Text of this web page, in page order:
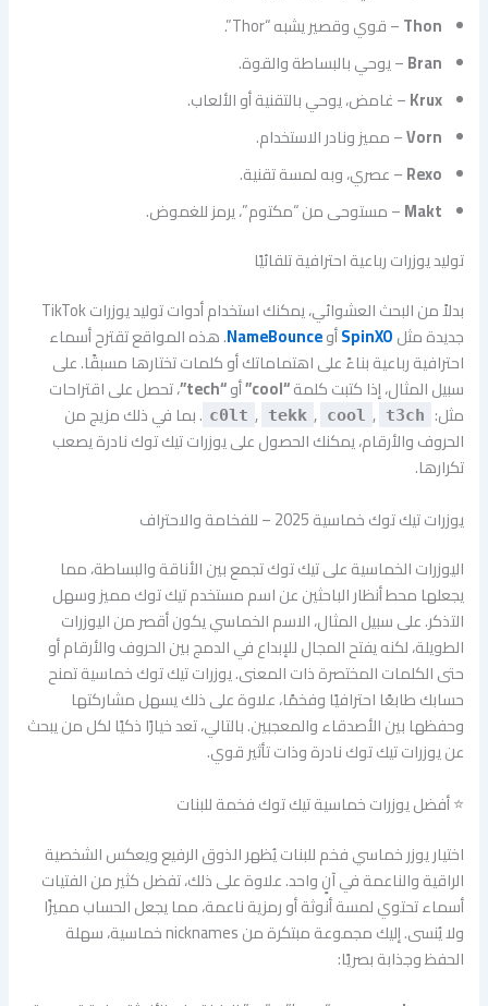
Thon– قوي وقصير يشبه “Thor”.
Bran– يوحي بالبساطة والقوة.
Krux– غامض، يوحي بالتقنية أو الألعاب.
Vorn– مميز ونادر الاستخدام.
Rexo– عصري، وبه لمسة تقنية.
Makt– مستوحى من “مكتوم”، يرمز للغموض.
توليد يوزرات رباعية احترافية تلقائيًا
بدلاً من البحث العشوائي، يمكنك استخدام أدوات توليد يوزرات TikTok
جديدة مثلSpinXOأوNameBounce. هذه المواقع تقترح أسماء
احترافية رباعية بناءً على اهتماماتك أو كلمات تختارها مسبقًا. على
سبيل المثال، إذا كتبت كلمة“cool” أو“tech”
، تحصل على اقتراحات
مثل:
c0lt , tekk , cool , t3ch
. بما في ذلك مزيج من
الحروف والأرقام، يمكنك الحصول على يوزرات تيك توك نادرة يصعب
تكرارها.
يوزرات تيك توك خماسية 2025 – للفخامة والاحتراف
اليوزرات الخماسية على تيك توك تجمع بين الأناقة والبساطة، مما
يجعلها محط أنظار الباحثين عن اسم مستخدم تيك توك مميز وسهل
التذكر. على سبيل المثال، الاسم الخماسي يكون أقصر من اليوزرات
الطويلة، لكنه يفتح المجال للإبداع في الدمج بين الحروف والأرقام أو
حتى الكلمات المختصرة ذات المعنى. يوزرات تيك توك خماسية تمنح
حسابك طابعًا احترافيًا وفخمًا، علاوة على ذلك يسهل مشاركتها
وحفظها بين الأصدقاء والمعجبين. بالتالي، تعد خيارًا ذكيًا لكل من يبحث
عن يوزرات تيك توك نادرة وذات تأثير قوي.
⭐ أفضل يوزرات خماسية تيك توك فخمة للبنات
اختيار يوزر خماسي فخم للبنات يُظهر الذوق الرفيع ويعكس الشخصية
الراقية والناعمة في آنٍ واحد. علاوة على ذلك، تفضل كثير من الفتيات
أسماء تحتوي لمسة أنوثة أو رمزية ناعمة، مما يجعل الحساب مميزًا
ولا يُنسى. إليك مجموعة مبتكرة من nicknames خماسية، سهلة
الحفظ وجذابة بصريًا: